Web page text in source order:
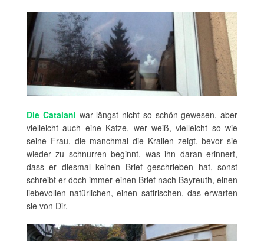
Die Catalani war längst nicht so schön gewesen, aber
vielleicht auch eine Katze, wer weiß, vielleicht so wie
seine Frau, die manchmal die Krallen zeigt, bevor sie
wieder zu schnurren beginnt, was ihn daran erinnert,
dass er diesmal keinen Brief geschrieben hat, sonst
schreibt er doch immer einen Brief nach Bayreuth, einen
liebevollen natürlichen, einen satirischen, das erwarten
sie von Dir.